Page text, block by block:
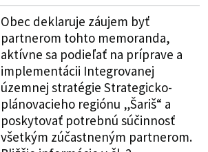
Obec deklaruje záujem byť
partnerom tohto memoranda,
aktívne sa podieľať na príprave a
implementácii Integrovanej
územnej stratégie Strategicko-
plánovacieho regiónu „Šariš“ a
poskytovať potrebnú súčinnosť
všetkým zúčastneným partnerom.